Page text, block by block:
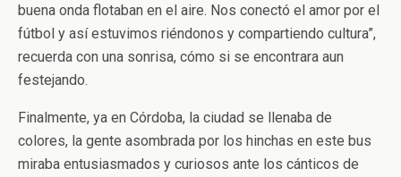
buena onda flotaban en el aire. Nos conectó el amor por el
fútbol y así estuvimos riéndonos y compartiendo cultura”,
recuerda con una sonrisa, cómo si se encontrara aun
festejando.
Finalmente, ya en Córdoba, la ciudad se llenaba de
colores, la gente asombrada por los hinchas en este bus
miraba entusiasmados y curiosos ante los cánticos de